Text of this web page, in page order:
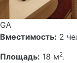
GA
Вместимость: 2
Площадь: 18 м2.